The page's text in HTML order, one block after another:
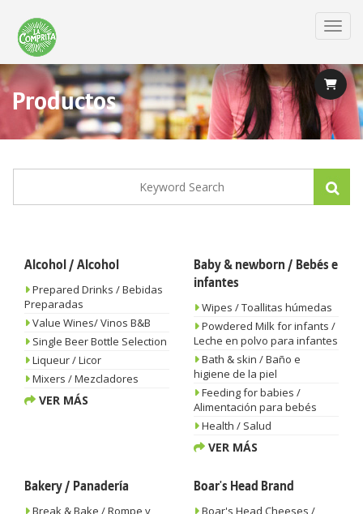
main
content
Productos
Alcohol / Alcohol
Prepared Drinks / Bebidas
Preparadas
Value Wines/ Vinos B&B
Single Beer Bottle Selection
Liqueur / Licor
Mixers / Mezcladores
VER MÁS
Baby & newborn / Bebés e
infantes
Wipes / Toallitas húmedas
Powdered Milk for infants /
Leche en polvo para infantes
Bath & skin / Baño e
higiene de la piel
Feeding for babies /
Alimentación para bebés
Health / Salud
VER MÁS
Bakery / Panadería
Break & Bake / Rompe y
Boar's Head Brand
Boar's Head Cheeses /